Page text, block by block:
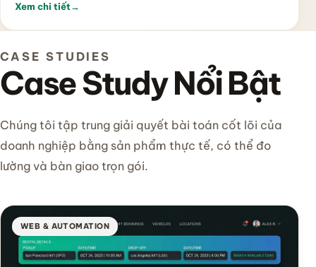
Xem chi tiết→
CASE STUDIES
Case Study Nổi Bật
Chúng tôi tập trung giải quyết bài toán cốt lõi của
doanh nghiệp bằng sản phẩm thực tế, có thể đo
lường và bàn giao trọn gói.
WEB & AUTOMATION